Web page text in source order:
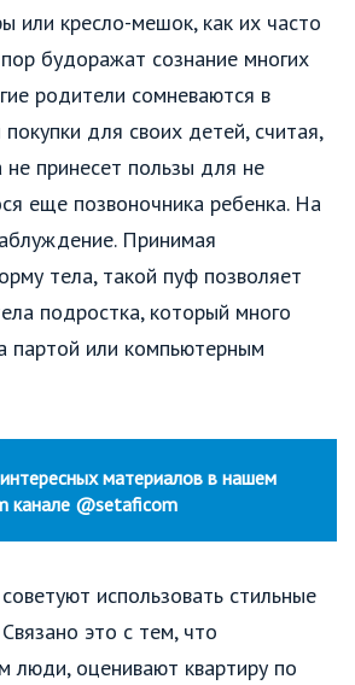
или кресло-мешок, как их часто
будоражат сознание многих
родители сомневаются в
для своих детей, считая,
принесет пользы для не
еще позвоночника ребенка. На
Принимая
тела, такой пуф позволяет
подростка, который много
партой или компьютерным
материалов в нашем
канале @setaficom
использовать стильные
это с тем, что
люди, оценивают квартиру по